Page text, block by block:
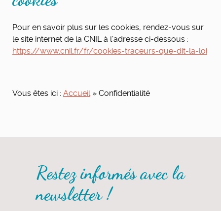
Pour en savoir plus sur les cookies, rendez-vous sur
le site internet de la CNIL à l’adresse ci-dessous :
https://www.cnil.fr/fr/cookies-traceurs-que-dit-la-loi
Vous êtes ici : Accueil» Confidentialité
Restez informés avec la
newsletter !